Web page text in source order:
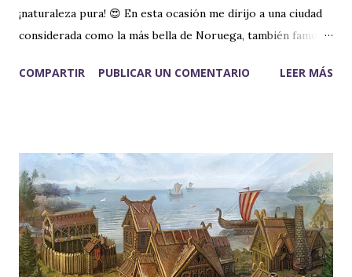
¡naturaleza pura! 😍 En esta ocasión me dirijo a una ciudad
considerada como la más bella de Noruega, también famosa
que se haya convertido en un importante puerto de
importante de Noruega. Su nombre es originario del
nórdico antiguo, Bjorgvin. "Bjorg" que se traduce como
"montaña"; "vin" que hace referencia a un asentamiento
donde solía haber una pradera. Por lo que, el significado
completo sería "el prado en las montañas". Ciudad fundada
COMPARTIR PUBLICAR UN COMENTARIO LEER MÁS